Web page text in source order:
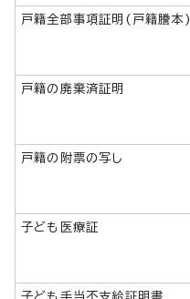
戸籍全部事項証明(戸籍謄本)
戸籍の廃棄済証明
戸籍の附票の写し
子ども医療証